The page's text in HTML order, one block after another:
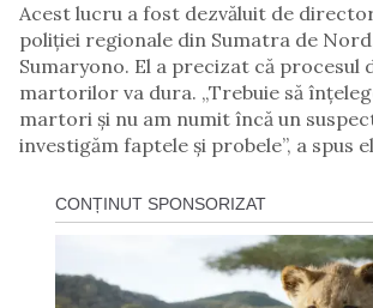
Acest lucru a fost dezvăluit de
poliției regionale din Sumatra de
Sumaryono. El a precizat că procesul
martorilor va dura. „Trebuie să
martori și nu am numit încă un
investigăm faptele și probele”, a spus